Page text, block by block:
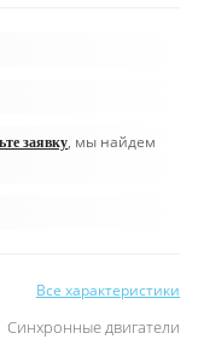
заявку, мы найдем
Все характеристики
Синхронные двигатели